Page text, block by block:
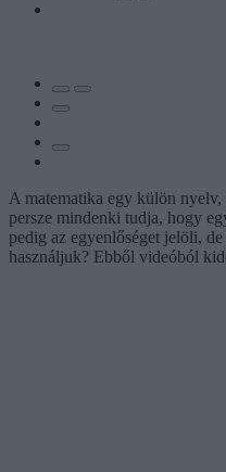
A matematika egy külön nyelv,
persze mindenki tudja, hogy
pedig az egyenlőséget jelöli,
használjuk? Ebből videóból